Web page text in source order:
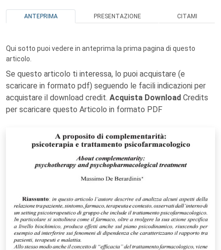
ANTEPRIMA PRESENTAZIONE CITAMI
Qui sotto puoi vedere in anteprima la prima pagina di questo
articolo.
Se questo articolo ti interessa, lo puoi acquistare (e
scaricare in formato pdf) seguendo le facili indicazioni per
acquistare il download credit. Acquista Download Credits
per scaricare questo Articolo in formato PDF